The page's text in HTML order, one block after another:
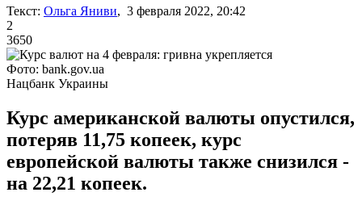
Текст: Ольга Яниви, 3 февраля 2022, 20:42
2
3650
Фото: bank.gov.ua
Нацбанк Украины
Курс американской валюты опустился,
потеряв 11,75 копеек, курс
европейской валюты также снизился -
на 22,21 копеек.